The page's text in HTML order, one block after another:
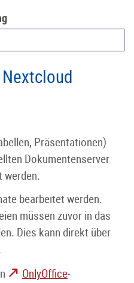
Präsentationen)
Dokumentenserver
werden.
bearbeitet werden.
müssen zuvor in das
Dies kann direkt über
OnlyOffice-